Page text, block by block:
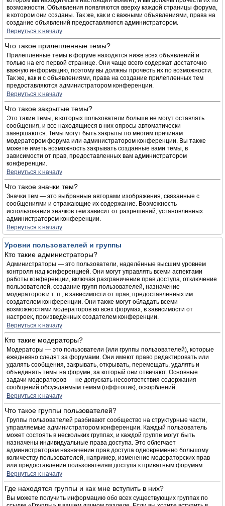
возможности. Объявления появляются вверху каждой страницы форума,
в котором они созданы. Так же, как и с важными объявлениями, права на
создание объявлений предоставляются администратором.
Вернуться к началу
Что такое прилепленные темы?
Прилепленные темы в форуме находятся ниже всех объявлений и
только на его первой странице. Они чаще всего содержат достаточно
важную информацию, поэтому вы должны прочесть их по возможности.
Так же, как и с объявлениями, права на создание прилепленных тем
предоставляются администратором конференции.
Вернуться к началу
Что такое закрытые темы?
Это такие темы, в которых пользователи больше не могут оставлять
сообщения, и все находящиеся в них опросы автоматически
завершаются. Темы могут быть закрыты по многим причинам
модератором форума или администратором конференции. Вы также
можете иметь возможность закрывать созданные вами темы, в
зависимости от прав, предоставленных вам администратором
конференции.
Вернуться к началу
Что такое значки тем?
Значки тем — это выбранные авторами изображения, связанные с
сообщениями и отражающие их содержание. Возможность
использования значков тем зависит от разрешений, установленных
администратором конференции.
Вернуться к началу
Уровни пользователей и группы
Кто такие администраторы?
Администраторы — это пользователи, наделённые высшим уровнем
контроля над конференцией. Они могут управлять всеми аспектами
работы конференции, включая разграничение прав доступа, отключение
пользователей, создание групп пользователей, назначение
модераторов и т. п., в зависимости от прав, предоставленных им
создателем конференции. Они также могут обладать всеми
возможностями модераторов во всех форумах, в зависимости от
настроек, произведённых создателем конференции.
Вернуться к началу
Кто такие модераторы?
Модераторы — это пользователи (или группы пользователей), которые
ежедневно следят за форумами. Они имеют право редактировать или
удалять сообщения, закрывать, открывать, перемещать, удалять и
объединять темы на форуме, за который они отвечают. Основные
задачи модераторов — не допускать несоответствия содержания
сообщений обсуждаемым темам (оффтопик), оскорблений.
Вернуться к началу
Что такое группы пользователей?
Группы пользователей разбивают сообщество на структурные части,
управляемые администратором конференции. Каждый пользователь
может состоять в нескольких группах, и каждой группе могут быть
назначены индивидуальные права доступа. Это облегчает
администраторам назначение прав доступа одновременно большому
количеству пользователей, например, изменение модераторских прав
или предоставление пользователям доступа к приватным форумам.
Вернуться к началу
Где находятся группы и как мне вступить в них?
Вы можете получить информацию обо всех существующих группах по